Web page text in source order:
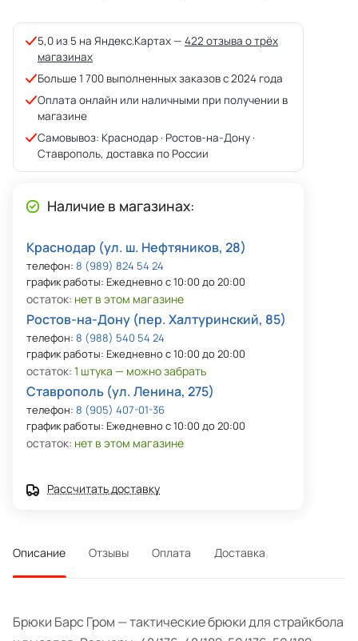
5,0 из 5 на Яндекс.Картах — 422 отзыва о трёх
магазинах
Больше 1 700 выполненных заказов с 2024 года
Оплата онлайн или наличными при получении в
магазине
Самовывоз: Краснодар · Ростов-на-Дону ·
Ставрополь, доставка по России
Наличие в магазинах:
Краснодар (ул. ш. Нефтяников, 28)
телефон: 8 (989) 824 54 24
график работы: Ежедневно с 10:00 до 20:00
остаток: нет в этом магазине
Ростов-на-Дону (пер. Халтуринский, 85)
телефон: 8 (988) 540 54 24
график работы: Ежедневно с 10:00 до 20:00
остаток: 1 штука — можно забрать
Ставрополь (ул. Ленина, 275)
телефон: 8 (905) 407-01-36
график работы: Ежедневно с 10:00 до 20:00
остаток: нет в этом магазине
Рассчитать доставку
Описание Отзывы Оплата Доставка
Брюки Барс Гром — тактические брюки для страйкбола